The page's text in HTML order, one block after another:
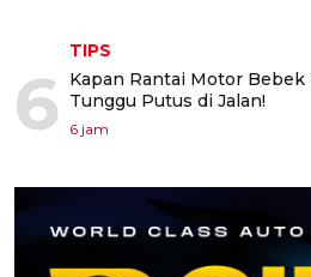
6
TIPS
Kapan Rantai Motor Bebek
Tunggu Putus di Jalan!
6 jam